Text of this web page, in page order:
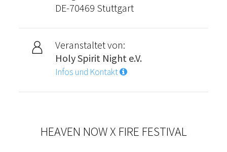
DE-70469 Stuttgart
Veranstaltet von:
Holy Spirit Night e.V.
Infos und Kontakt
HEAVEN NOW X FIRE FESTIVAL